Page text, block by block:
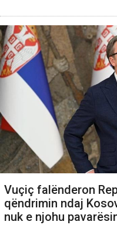
Vuçiç falënderon
qëndrimin ndaj
nuk e njohu